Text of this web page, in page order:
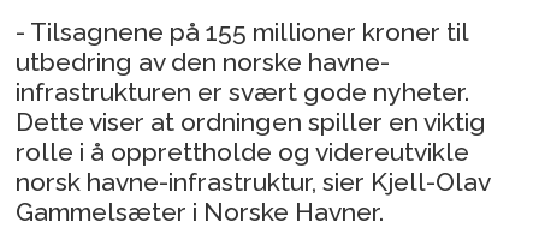
- Tilsagnene på 155 millioner kroner til
utbedring av den norske havne-
infrastrukturen er svært gode nyheter.
Dette viser at ordningen spiller en viktig
rolle i å opprettholde og videreutvikle
norsk havne-infrastruktur, sier Kjell-Olav
Gammelsæter i Norske Havner.